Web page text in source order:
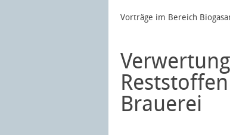
Vorträge im Bereich
Brauerei